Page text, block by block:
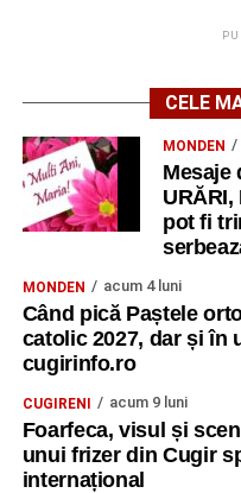
CELE
MONDEN
Mesaje
URĂRI,
pot fi
MONDEN acum 4 luni
Când pică Paștele
catolic 2027, dar și în
cugirinfo.ro
CUGIRENI acum 9 luni
Foarfeca, visul și
unui frizer din Cugir
internațional